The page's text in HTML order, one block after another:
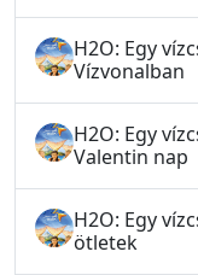
H2O: Egy
Vízvonalban
H2O: Egy
Valentin nap
H2O: Egy
ötletek